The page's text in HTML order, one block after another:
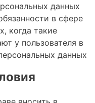
данных
в сфере
когда такие
у пользователя в
данных